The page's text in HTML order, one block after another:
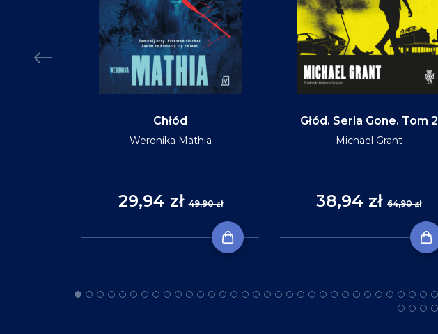
Chłód
Weronika Mathia
29,94 zł49,90 zł
Głód. Seria Gone. Tom 2
Michael Grant
38,94 zł 64,90 zł